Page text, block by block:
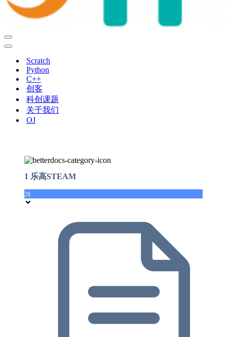
导
航
导
Scratch
Python
C++
创客
科创课题
关于我们
OJ
1 乐高STEAM
28